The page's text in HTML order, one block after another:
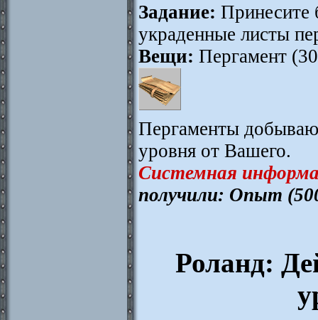
Задание: Принесите
украденные листы
Вещи: Пергамент
Пергаменты
уровня от Вашего.
Системная
получили: Опыт
Роланд: